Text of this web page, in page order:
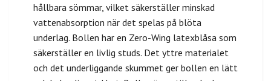
hållbara sömmar, vilket säkerställer minskad
vattenabsorption när det spelas på blöta
underlag. Bollen har en Zero-Wing latexblåsa som
säkerställer en livlig studs. Det yttre materialet
och det underliggande skummet ger bollen en lätt